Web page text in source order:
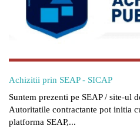
Achizitii prin SEAP - SICAP
Suntem prezenti pe SEAP / site-ul
Autoritatile contractante pot initia
platforma SEAP,...